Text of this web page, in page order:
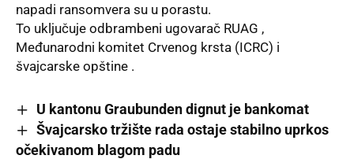
napadi ransomvera su u porastu.
To uključuje odbrambeni ugovarač RUAG ,
Međunarodni komitet Crvenog krsta (ICRC) i
švajcarske opštine .
U kantonu Graubunden dignut je bankomat
Švajcarsko tržište rada ostaje stabilno uprkos
očekivanom blagom padu